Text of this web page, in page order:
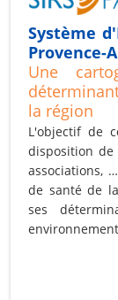
Système
Provence-
Une
la région
L'objectif de
disposition de
associations,
de santé de
ses